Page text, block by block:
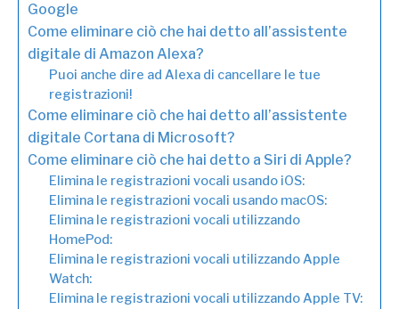
Google
Come eliminare ciò che hai detto all’assistente
digitale di Amazon Alexa?
Puoi anche dire ad Alexa di cancellare le tue
registrazioni!
Come eliminare ciò che hai detto all’assistente
digitale Cortana di Microsoft?
Come eliminare ciò che hai detto a Siri di Apple?
Elimina le registrazioni vocali usando iOS:
Elimina le registrazioni vocali usando macOS:
Elimina le registrazioni vocali utilizzando
HomePod:
Elimina le registrazioni vocali utilizzando Apple
Watch:
Elimina le registrazioni vocali utilizzando Apple TV: